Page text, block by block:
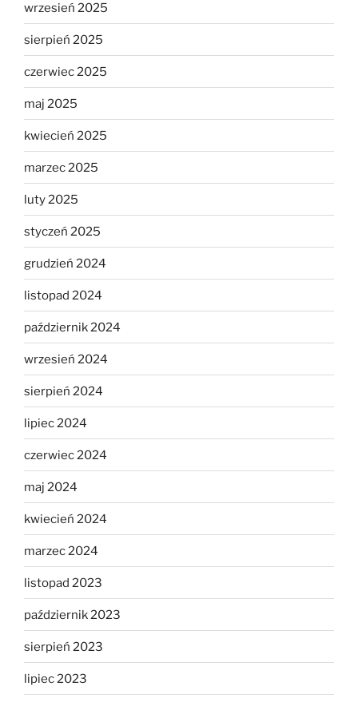
wrzesień 2025
sierpień 2025
czerwiec 2025
maj 2025
kwiecień 2025
marzec 2025
luty 2025
styczeń 2025
grudzień 2024
listopad 2024
październik 2024
wrzesień 2024
sierpień 2024
lipiec 2024
czerwiec 2024
maj 2024
kwiecień 2024
marzec 2024
listopad 2023
październik 2023
sierpień 2023
lipiec 2023